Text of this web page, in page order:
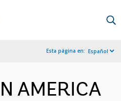
Esta página en: Español
AMERICA